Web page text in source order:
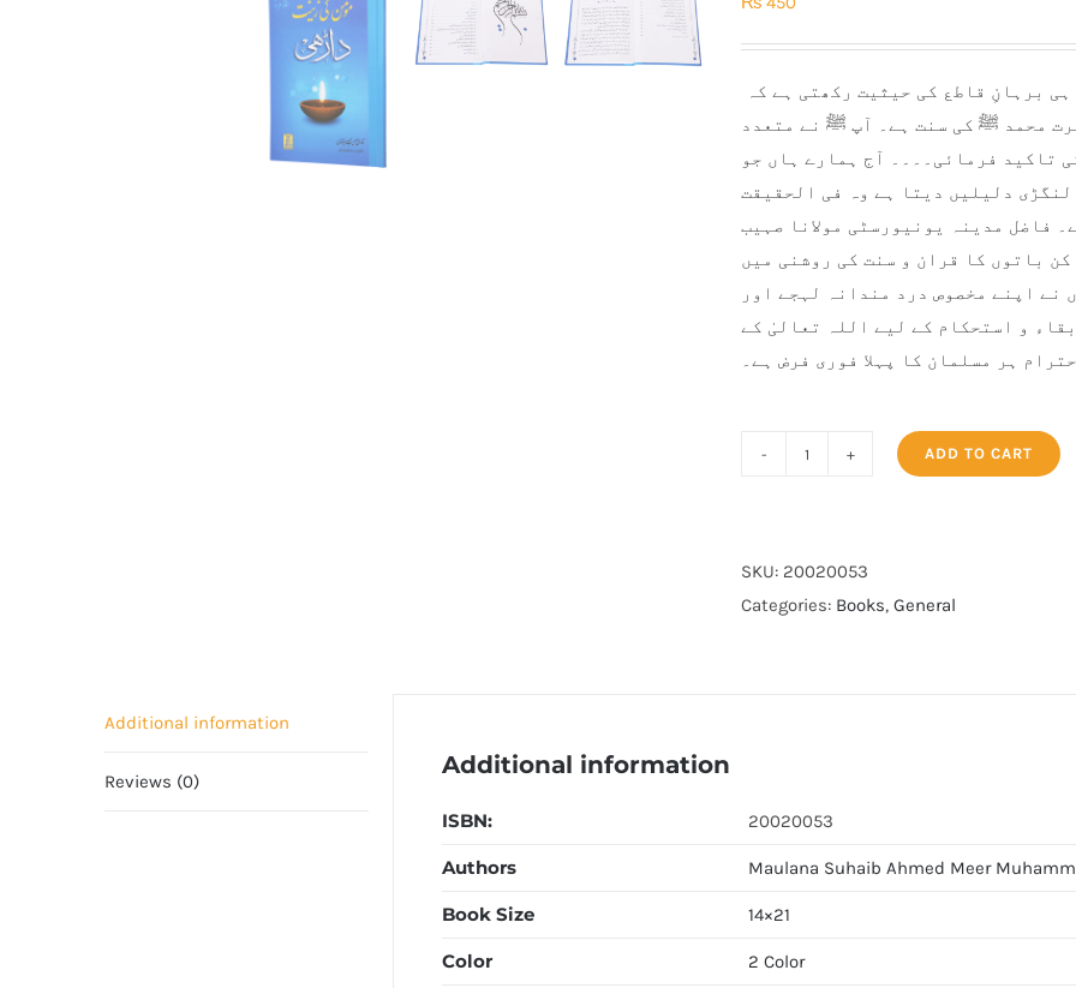
محمد ﷺ کی سنت ہے۔ آپ ﷺ نے متعدد
تاکید فرمائی۔۔۔۔ آج ہمارے ہاں جو
دلیلیں دیتا ہے وہ فی الحقیقت
فاضل مدینہ یونیورسٹی مولانا صہیب
باتوں کا قران و سنت کی روشنی میں
نے اپنے مخصوص درد مندانہ لہجے اور
و استحکام کے لیے اللہ تعالیٰ کے
ہر مسلمان کا پہلا فوری فرض ہے۔
Daarhi
quantity
ADD TO CART
SKU: 20020053
Categories: Books, General
Additional information
Reviews (0)
Additional information
ISBN: 20020053
Authors Maulana Suhaib Ahmed Meer
Book Size 14×21
Color 2 Color